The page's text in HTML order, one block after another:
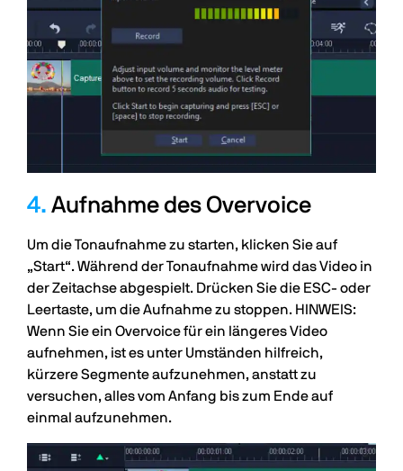
4. Aufnahme des Overvoice
Um die Tonaufnahme zu starten, klicken Sie auf
„Start“. Während der Tonaufnahme wird das Video in
der Zeitachse abgespielt. Drücken Sie die ESC- oder
Leertaste, um die Aufnahme zu stoppen. HINWEIS:
Wenn Sie ein Overvoice für ein längeres Video
aufnehmen, ist es unter Umständen hilfreich,
kürzere Segmente aufzunehmen, anstatt zu
versuchen, alles vom Anfang bis zum Ende auf
einmal aufzunehmen.